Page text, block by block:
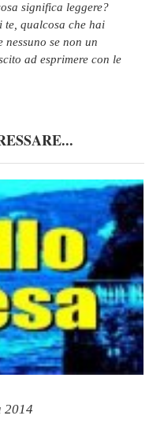
significa leggere?
qualcosa che hai
nessuno se non un
ad esprimere con le
2014